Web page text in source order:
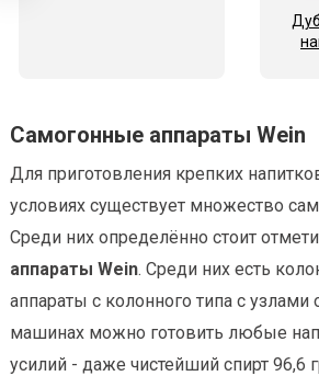
Самогонные аппараты Wein
Для приготовления крепких
условиях существует множество
Среди них определённо стоит
аппараты Wein. Среди них есть
аппараты с колонного типа с узлами
машинах можно готовить любые
усилий - даже чистейший спирт 96,6